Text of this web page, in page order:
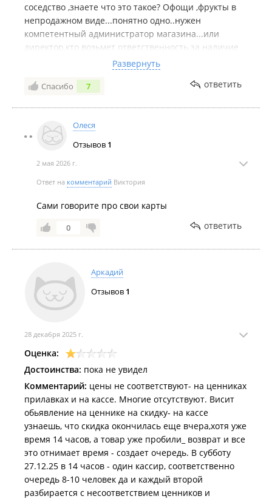
соседство ,знаете что это такое? Офощи ,фрукты в
непродажном виде...понятно одно..нужен
компетентный администратор магазина...или
директор,кто возьмет ответственность за наличие
товара и порядок..такую пятерочку я видела
впервые....кассиры это вообще отдельная
история...никогда не спросят ни про карту ни про
Развернуть
Спасибо 7 ответить
Олеся
Отзывов 1
2 мая 2026 г.
Ответ на комментарий Виктория
Сами говорите про свои карты
0 ответить
Аркадий
Отзывов 1
28 декабря 2025 г.
Оценка:
Достоинства: пока не увидел
Комментарий: цены не соответствуют- на ценниках
прилавках и на кассе. Многие отсутствуют. Висит
обьявление на ценнике на скидку- на кассе
узнаешь, что скидка окончилась еще вчера,хотя уже
время 14 часов, а товар уже пробили_ возврат и все
это отнимает время - создает очередь. В субботу
27.12.25 в 14 часов - один кассир, соответственно
очередь 8-10 человек да и каждый второй
разбирается с несоответствием ценников и